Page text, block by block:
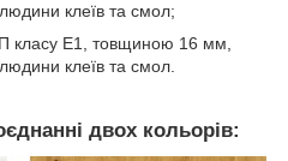
клеїв та смол;
класу Е1, товщиною 16 мм,
клеїв та смол.
двох кольорів: